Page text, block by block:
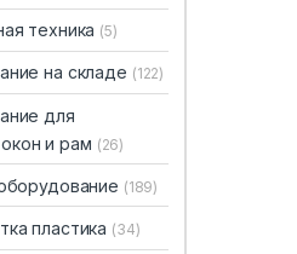
техника (5)
на складе (122)
для
и рам (26)
(189)
пластика (34)